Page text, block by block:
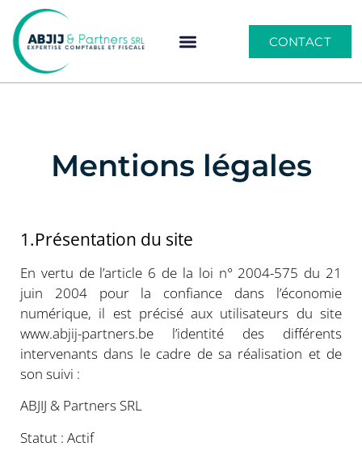
CONTACT
Mentions légales
1.Présentation du site
En vertu de l’article 6 de la loi n° 2004-575 du 21
juin 2004 pour la confiance dans l’économie
numérique, il est précisé aux utilisateurs du site
www.abjij-partners.be l’identité des différents
intervenants dans le cadre de sa réalisation et de
son suivi :
ABJIJ & Partners SRL
Statut : Actif